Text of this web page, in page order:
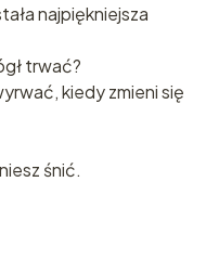
najpiękniejsza
trwać?
kiedy zmieni się
śnić.